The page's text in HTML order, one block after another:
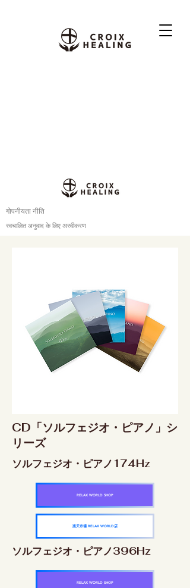
गोपनीयता नीति
स्वचालित अनुवाद के लिए अस्वीकरण
CD「ソルフェジオ・ピアノ」シ
リーズ
ソルフェジオ・ピアノ174Hz
RELAX WORLD SHOP
楽天市場 RELAX WORLD店
ソルフェジオ・ピアノ396Hz
RELAX WORLD SHOP